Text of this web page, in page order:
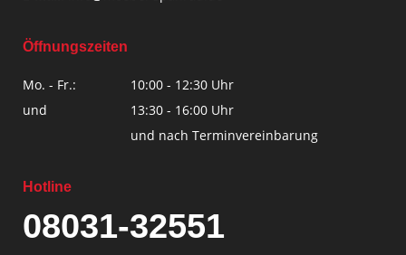
Öffnungszeiten
Mo. - Fr.:
und
10:00 - 12:30 Uhr
13:30 - 16:00 Uhr
und nach Terminvereinbarung
Hotline
08031-32551